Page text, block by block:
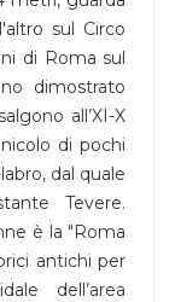
sul Circo
di Roma sul
dimostrato
all’XI-X
di pochi
dal quale
Tevere.
è la "Roma
antichi per
dell’area